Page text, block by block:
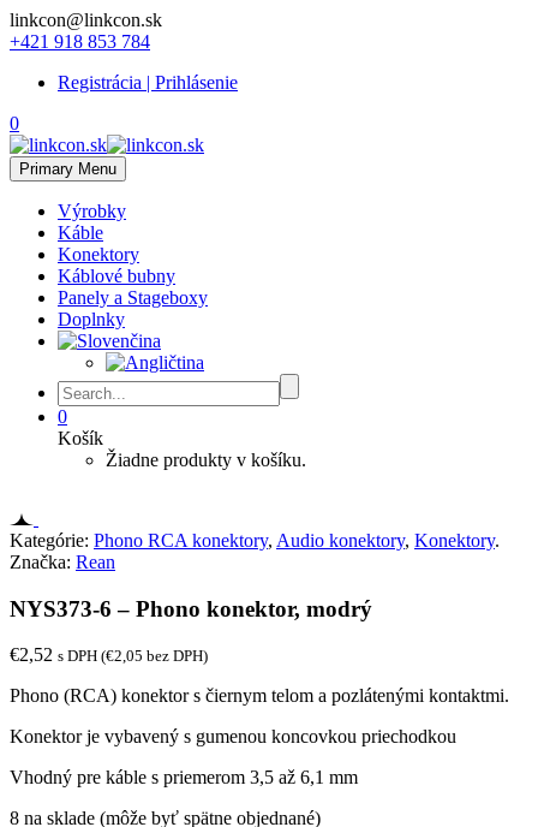
linkcon@linkcon.sk
+421 918 853 784
Registrácia | Prihlásenie
0
Primary Menu
Výrobky
Káble
Konektory
Káblové bubny
Panely a Stageboxy
Doplnky
0
Košík
Žiadne produkty v košíku.
Kategórie: Phono RCA konektory, Audio konektory, Konektory.
Značka: Rean
NYS373-6 – Phono konektor, modrý
€2,52 s DPH (€2,05 bez DPH)
Phono (RCA) konektor s čiernym telom a pozlátenými kontaktmi.
Konektor je vybavený s gumenou koncovkou priechodkou
Vhodný pre káble s priemerom 3,5 až 6,1 mm
8 na sklade (môže byť spätne objednané)